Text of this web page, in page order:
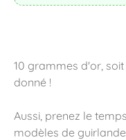
10 grammes d'or,
donné !
Aussi, prenez le
modèles de